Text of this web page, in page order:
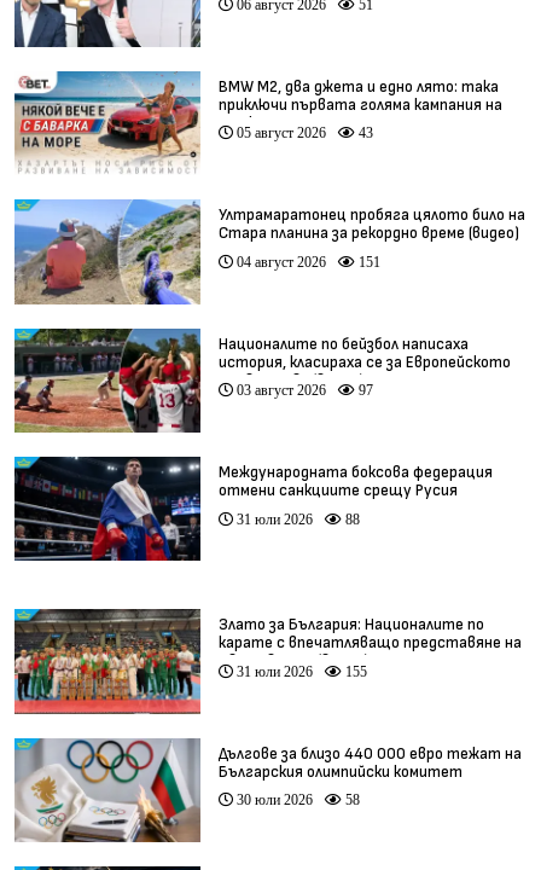
06 август 2026 51
BMW М2, два джета и едно лято: така
приключи първата голяма кампания на
BET.bg
05 август 2026 43
Ултрамаратонец пробяга цялото било на
Стара планина за рекордно време (видео)
04 август 2026 151
Националите по бейзбол написаха
история, класираха се за Европейското
първенство (видео)
03 август 2026 97
Международната боксова федерация
отмени санкциите срещу Русия
31 юли 2026 88
Злато за България: Националите по
карате с впечатляващо представяне на
Световното (видео)
31 юли 2026 155
Дългове за близо 440 000 евро тежат на
Българския олимпийски комитет
30 юли 2026 58